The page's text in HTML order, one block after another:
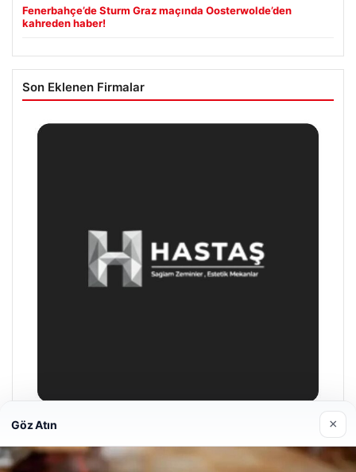
Fenerbahçe’de Sturm Graz maçında Oosterwolde’den
kahreden haber!
Son Eklenen Firmalar
Nisan 29, 2026
Göz Atın ×